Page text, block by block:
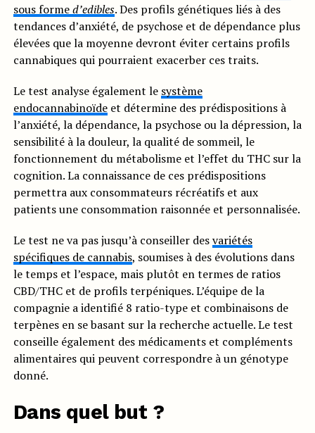
sous formed’edibles. Des profils génétiques liés à des
tendances d’anxiété, de psychose et de dépendance plus
élevées que la moyenne devront éviter certains profils
cannabiques qui pourraient exacerber ces traits.
Le test analyse également le système
endocannabinoïdeet détermine des prédispositions à
l’anxiété, la dépendance, la psychose ou la dépression, la
sensibilité à la douleur, la qualité de sommeil, le
fonctionnement du métabolisme et l’effet du THC sur la
cognition. La connaissance de ces prédispositions
permettra aux consommateurs récréatifs et aux
patients une consommation raisonnée et personnalisée.
Le test ne va pas jusqu’à conseiller desvariétés
spécifiques de cannabis, soumises à des évolutions dans
le temps et l’espace, mais plutôt en termes de ratios
CBD/THC et de profils terpéniques. L’équipe de la
compagnie a identifié 8 ratio-type et combinaisons de
terpènes en se basant sur la recherche actuelle. Le test
conseille également des médicaments et compléments
alimentaires qui peuvent correspondre à un génotype
donné.
Dans quel but ?